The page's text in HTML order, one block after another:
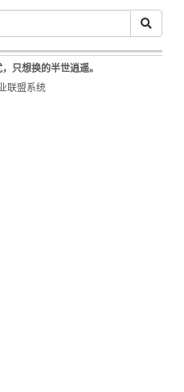
只想换的半世逍遥。
联盟系统